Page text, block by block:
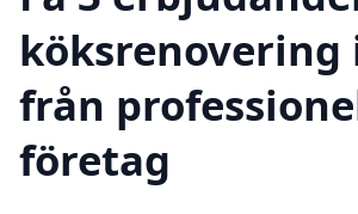
köksrenovering
från
företag